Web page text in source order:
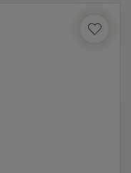
cei mai mari
Acest vin italian
pe cei ce îi cunosc
dar și pe cel de
Vino Italia este